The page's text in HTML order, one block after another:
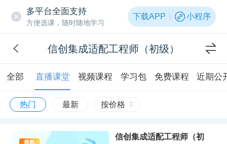
多平台全面支持
方便选课，随时随地学习
下载APP 小程序
信创集成适配工程师（初级）
全部 直播课堂 视频课程 学习包 免费课程 近期公
热门 最新 按价格
信创集成适配工程师（初